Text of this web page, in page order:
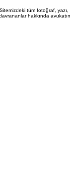
Sitemizdeki tüm fotoğraf,
hakkında